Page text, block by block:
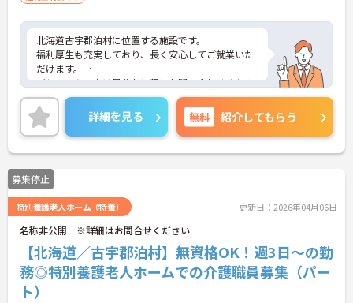
北海道古宇郡泊村に位置する施設です。
福利厚生も充実しており、長く安心してご就業いた
だけます。
ご興味のある方は是非お気軽にお問い合わせくださ
い。
詳細を見る 無料 紹介してもらう
募集停止
特別養護老人ホーム（特養） 更新日：2026年04月06日
名称非公開 ※詳細はお問合せください
【北海道／古宇郡泊村】無資格OK！週3日～の勤
務◎特別養護老人ホームでの介護職員募集（パー
ト）